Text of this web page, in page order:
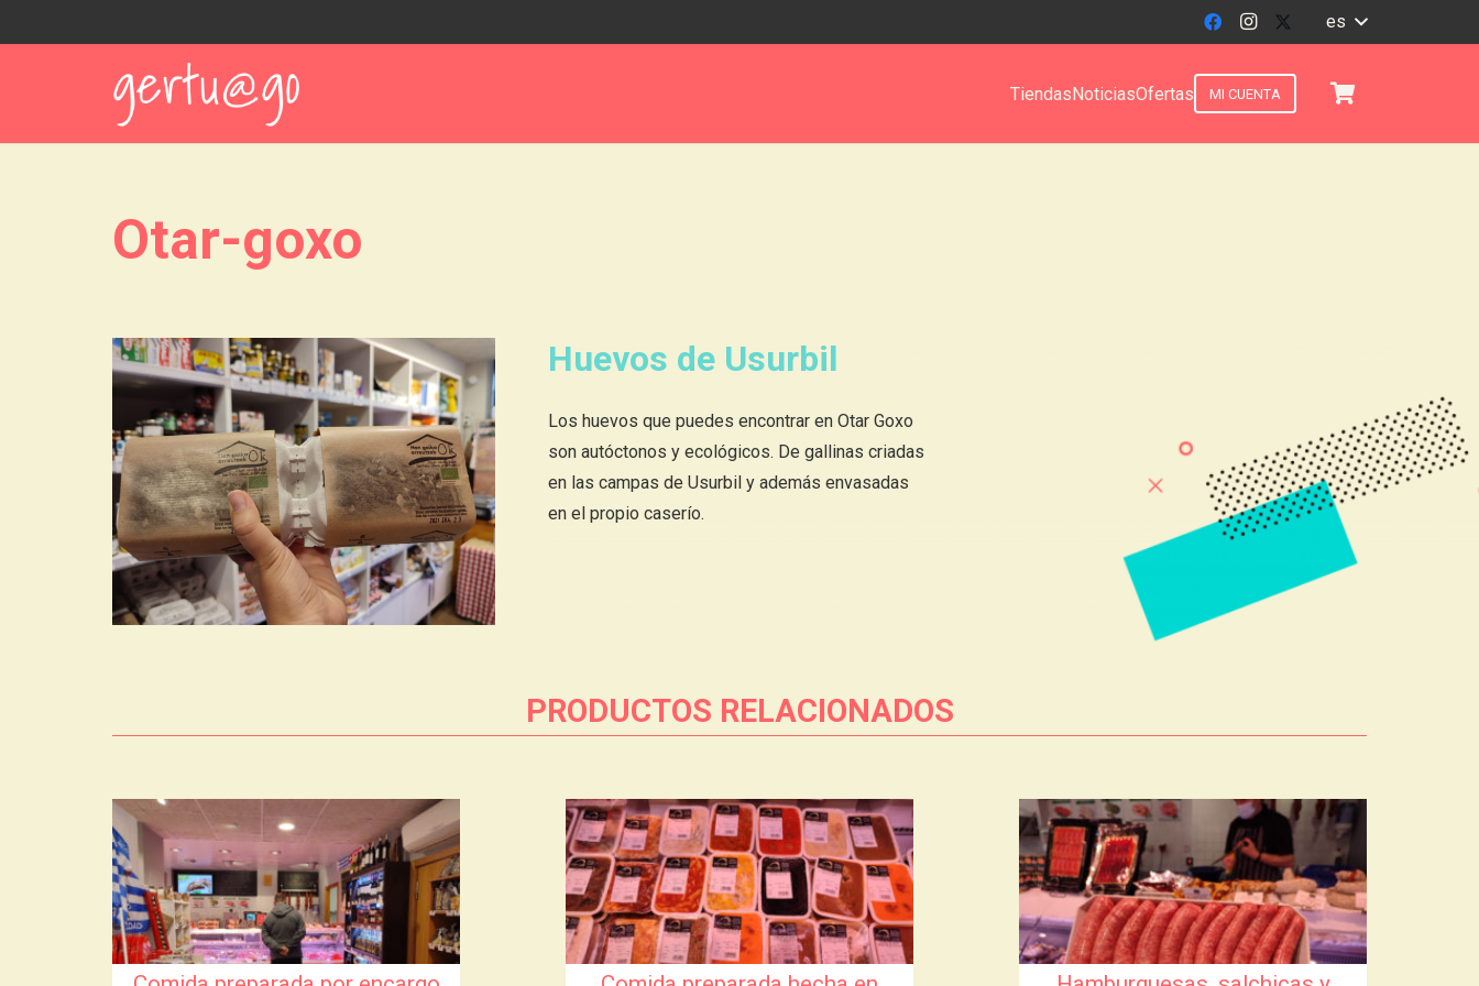
es
TiendasNoticiasOfertas MI CUENTA
Otar-goxo
Huevos de Usurbil
Los huevos que puedes encontrar en Otar Goxo
son autóctonos y ecológicos. De gallinas criadas
en las campas de Usurbil y además envasadas
en el propio caserío.
PRODUCTOS RELACIONADOS